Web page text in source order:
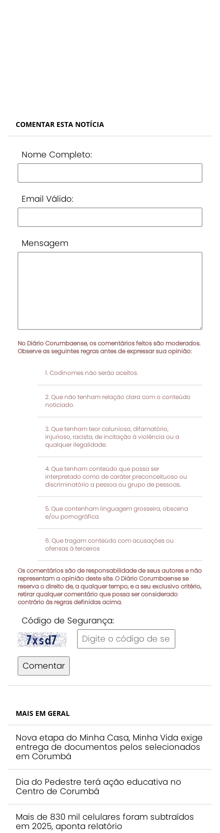
COMENTAR ESTA NOTÍCIA
Nome Completo:
Email Válido:
Mensagem
No Diário Corumbaense, os comentários feitos são moderados.
Observe as seguintes regras antes de expressar sua opinião:
Codinomes não serão aceitos.
Que não tenham relação clara com o conteúdo
noticiado.
Que tenham teor calunioso, difamatório,
injurioso, racista, de incitação à violência ou a
qualquer ilegalidade.
Que tenham conteúdo que possa ser
interpretado como de caráter preconceituoso ou
discriminatório a pessoa ou grupo de pessoas.
Que contenham linguagem grosseira, obscena
e/ou pornográfica.
Que tragam conteúdo com acusações ou
ofensas à terceiros
Os comentários são de responsabilidade de seus autores e não
representam a opinião deste site. O Diário Corumbaense se
reserva o direito de, a qualquer tempo, e a seu exclusivo critério,
retirar qualquer comentário que possa ser considerado
contrário às regras definidas acima.
Código de Segurança:
Comentar
MAIS EM GERAL
Nova etapa do Minha Casa, Minha Vida exige
entrega de documentos pelos selecionados
em Corumbá
Dia do Pedestre terá ação educativa no
Centro de Corumbá
Mais de 830 mil celulares foram subtraídos
em 2025, aponta relatório